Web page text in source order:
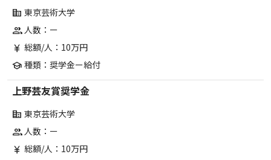
corporate_fare 東京芸術大学
group人数：ー
currency_yen 総額/人：10万円
school 種類：奨学金ー給付
上野芸友賞奨学金
corporate_fare 東京芸術大学
group人数：ー
currency_yen 総額/人：10万円